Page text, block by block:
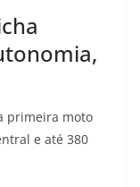
primeira moto
e até 380